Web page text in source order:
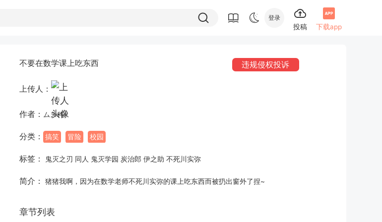
登录
投稿 下载app
不要在数学课上吃东西 违规侵权投诉
上传人：
作者： ムス科
分类： 搞笑 冒险 校园
标签： 鬼灭之刃 同人 鬼灭学园 炭治郎 伊之助 不死川实弥
简介： 猪猪我啊，因为在数学老师不死川实弥的课上吃东西而被扔出窗外了捏~
章节列表